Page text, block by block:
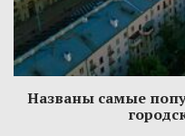
Названы самые